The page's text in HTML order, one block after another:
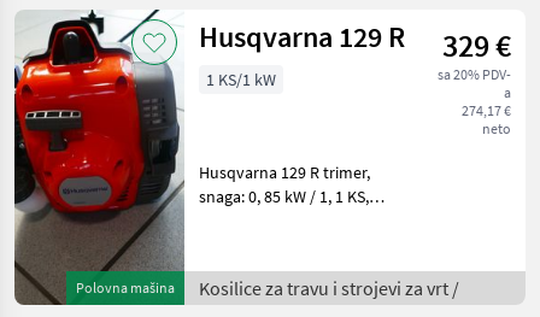
Polovna mašina
Husqvarna 129 R 329 €
sa 20% PDV-
a
274,17 €
neto
1 KS/1 kW
Husqvarna 129 R trimer,
snaga: 0, 85 kW / 1, 1 KS,
Start, duga ravna osovina,
Auto Return Stop,
Kosilice za travu i strojevi za vrt /